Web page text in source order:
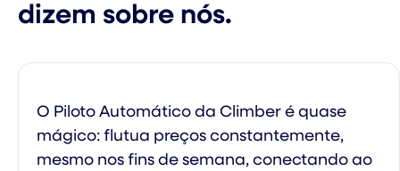
dizem sobre nós.
O Piloto Automático da Climber é quase
mágico: flutua preços constantemente,
mesmo nos fins de semana, conectando ao